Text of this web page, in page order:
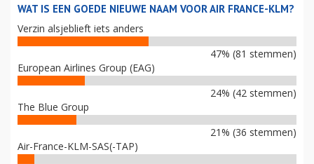
WAT IS EEN GOEDE NIEUWE NAAM VOOR AIR FRANCE-KLM?
Verzin alsjeblieft iets anders
47% (81 stemmen)
European Airlines Group (EAG)
24% (42 stemmen)
The Blue Group
21% (36 stemmen)
Air-France-KLM-SAS(-TAP)